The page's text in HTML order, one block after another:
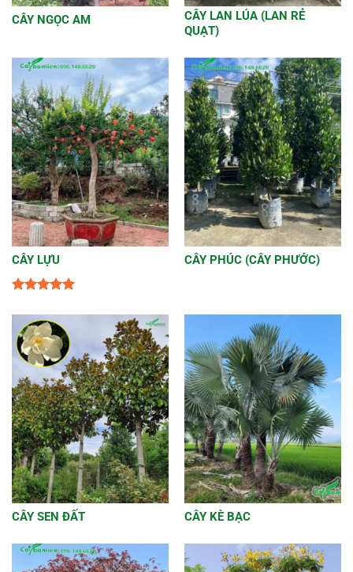
CÂY NGỌC AM
CÂY LAN LÚA (LAN RẺ
QUẠT)
CÂY LỰU
hạng55
sao
CÂY PHÚC (CÂY PHƯỚC)
CÂY SEN ĐẤT CÂY KÈ BẠC